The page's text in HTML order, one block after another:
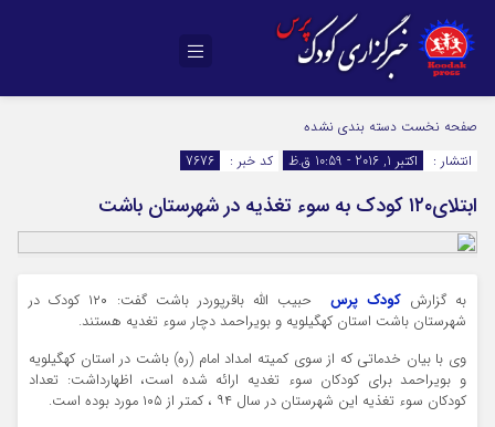
صفحه نخست دسته بندی نشده
انتشار :
اکتبر 1, 2016 - 10:59 ق.ظ کد خبر : 7676
ابتلای۱۲۰ کودک به سوء تغذیه در شهرستان باشت
به گزارشکودک پرس
حبیب الله باقرپوردر باشت گفت: ۱۲۰ کودک در
شهرستان باشت استان کهگیلویه و بویراحمد دچار سوء تغدیه هستند.
وی با بیان خدماتی که از سوی کمیته امداد امام (ره) باشت در استان کهگیلویه
و بویراحمد برای کودکان سوء تغدیه ارائه شده است، اظهارداشت: تعداد
کودکان سوء تغذیه این شهرستان در سال ۹۴ ، کمتر از ۱۰۵ مورد بوده است.